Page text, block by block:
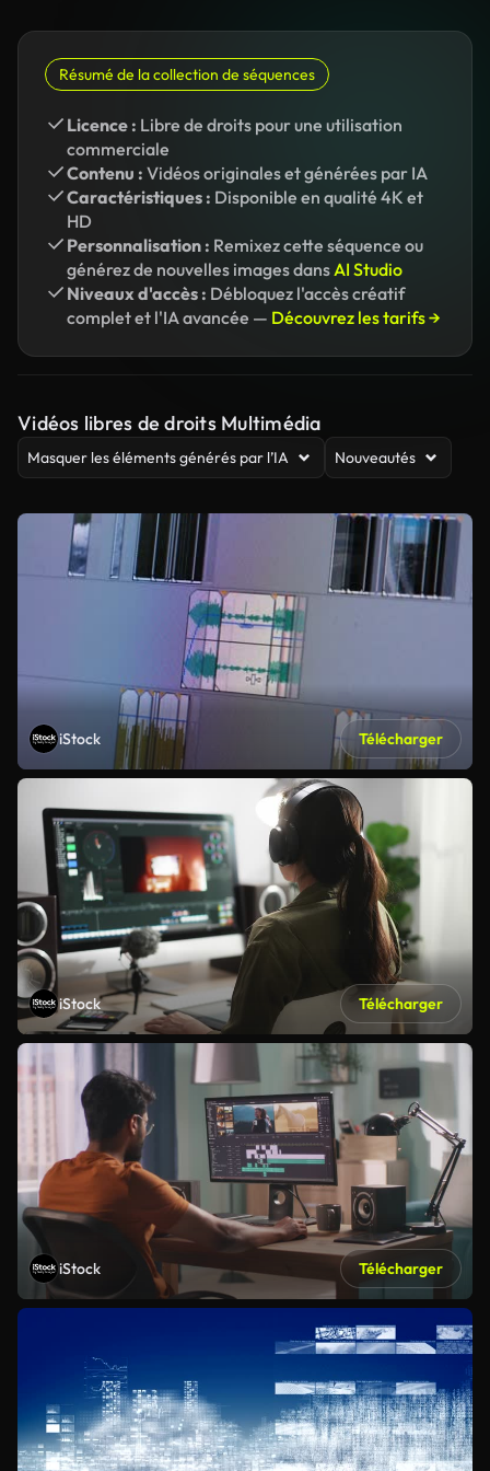
Résumé de la collection de séquences
Licence : Libre de droits pour une utilisation
commerciale
Contenu : Vidéos originales et générées par IA
Caractéristiques : Disponible en qualité 4K et
HD
Personnalisation : Remixez cette séquence ou
générez de nouvelles images dansAI Studio
Niveaux d'accès : Débloquez l'accès créatif
complet et l'IA avancée — Découvrez les tarifs →
Vidéos libres de droits Multimédia
Masquer les éléments générés par l’IA Nouveautés
iStock Télécharger
iStock Télécharger
iStock Télécharger